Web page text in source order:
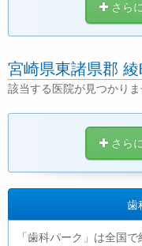
さら
宮崎県東諸県郡
該当する医院が見つかりま
さら
歯
「歯科パーク」は全国